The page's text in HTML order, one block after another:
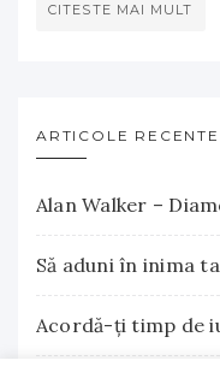
CITESTE MAI MULT
ARTICOLE RECENTE
Alan Walker –